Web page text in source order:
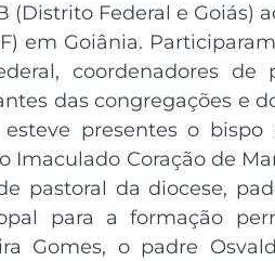
(Distrito Federal e Goiás)
em Goiânia.
coordenadores de
das congregações e
presentes o bispo
Imaculado Coração de
pastoral da diocese,
para a formação
Gomes, o padre